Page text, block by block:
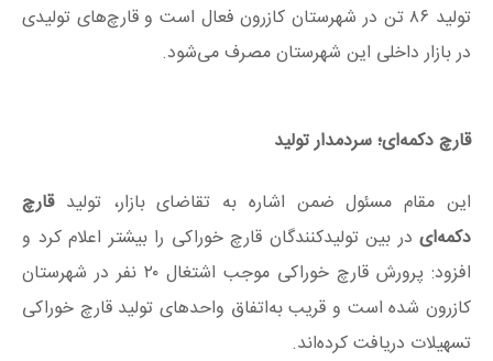
تولید ۸۶ تن در شهرستان کازرون فعال است و قارچ‌های تولیدی
در بازار داخلی این شهرستان مصرف می‌شود.
قارچدکمه‌ای؛سردمدارتولید
این مقام مسئول ضمن اشاره به تقاضای بازار، تولیدقارچ
دکمه‌ای در بینتولیدکنندگان قارچ خوراکی را بیشتر اعلام کرد و
افزود: پرورش قارچ خوراکی موجب اشتغال ۲۰ نفر در شهرستان
کازرون شده است و قریببه‌اتفاق واحدهای تولید قارچ خوراکی
تسهیلات دریافت کرده‌اند.